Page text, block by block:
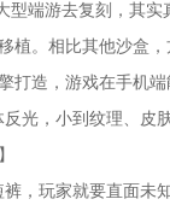
型端游去复刻，其
植。相比其他沙盒
打造，游戏在手机
光，小到纹理、皮肤
，玩家就要直面未